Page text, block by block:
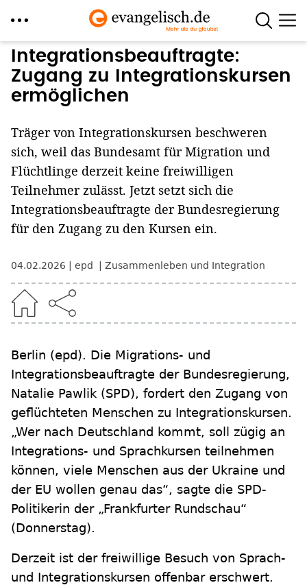
Direkt
zum
Inhalt
Integrationsbeauftragte:
Zugang zu Integrationskursen
ermöglichen
Träger von Integrationskursen beschweren
sich, weil das Bundesamt für Migration und
Flüchtlinge derzeit keine freiwilligen
Teilnehmer zulässt. Jetzt setzt sich die
Integrationsbeauftragte der Bundesregierung
für den Zugang zu den Kursen ein.
04.02.2026 epd Zusammenleben und Integration
Berlin (epd). Die Migrations- und
Integrationsbeauftragte der Bundesregierung,
Natalie Pawlik (SPD), fordert den Zugang von
geflüchteten Menschen zu Integrationskursen.
„Wer nach Deutschland kommt, soll zügig an
Integrations- und Sprachkursen teilnehmen
können, viele Menschen aus der Ukraine und
der EU wollen genau das“, sagte die SPD-
Politikerin der „Frankfurter Rundschau“
(Donnerstag).
Derzeit ist der freiwillige Besuch von Sprach-
und Integrationskursen offenbar erschwert.